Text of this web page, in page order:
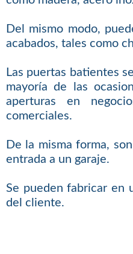
Del mismo modo,
acabados, tales como
Las puertas batientes
mayoría de las
aperturas en
comerciales.
De la misma forma,
entrada a un garaje.
Se pueden fabricar en
del cliente.